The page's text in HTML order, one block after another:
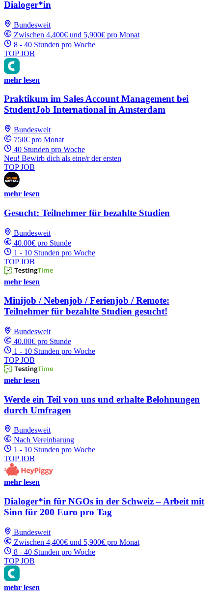
Dialoger*in
Bundesweit
Zwischen 4,400€ und 5,900€ pro Monat
8 - 40 Stunden pro Woche
TOP JOB
mehr lesen
Praktikum im Sales Account Management bei
StudentJob International in Amsterdam
Bundesweit
750€ pro Monat
40 Stunden pro Woche
Neu! Bewirb dich als eine/r der ersten
TOP JOB
mehr lesen
Gesucht: Teilnehmer für bezahlte Studien
Bundesweit
40.00€ pro Stunde
1 - 10 Stunden pro Woche
TOP JOB
mehr lesen
Minijob / Nebenjob / Ferienjob / Remote:
Teilnehmer für bezahlte Studien gesucht!
Bundesweit
40.00€ pro Stunde
1 - 10 Stunden pro Woche
TOP JOB
mehr lesen
Werde ein Teil von uns und erhalte Belohnungen
durch Umfragen
Bundesweit
Nach Vereinbarung
1 - 10 Stunden pro Woche
TOP JOB
mehr lesen
Dialoger*in für NGOs in der Schweiz – Arbeit mit
Sinn für 200 Euro pro Tag
Bundesweit
Zwischen 4,400€ und 5,900€ pro Monat
8 - 40 Stunden pro Woche
TOP JOB
mehr lesen